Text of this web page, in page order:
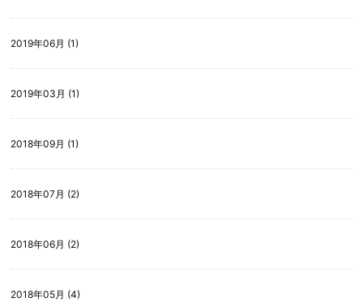
2019年06月 (1)
2019年03月 (1)
2018年09月 (1)
2018年07月 (2)
2018年06月 (2)
2018年05月 (4)